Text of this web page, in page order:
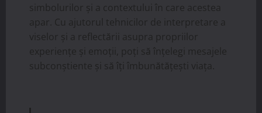
simbolurilor și a contextului în care acestea
apar. Cu ajutorul tehnicilor de interpretare a
viselor și a reflectării asupra propriilor
experiențe și emoții, poți să înțelegi mesajele
subconștiente și să îți îmbunătățești viața.